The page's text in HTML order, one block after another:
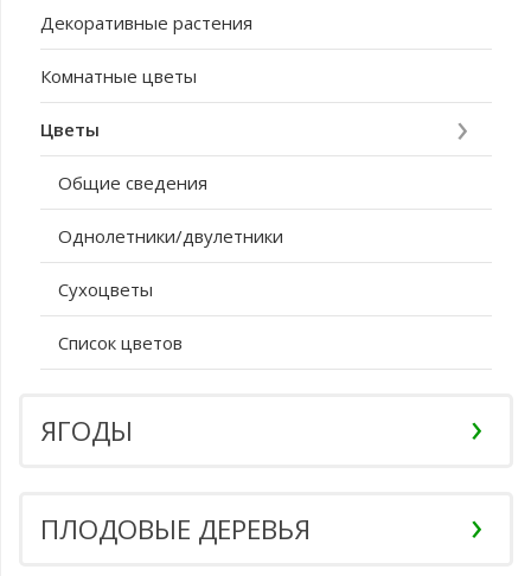
Декоративные растения
Комнатные цветы
Цветы
Общие сведения
Однолетники/двулетники
Сухоцветы
Список цветов
ЯГОДЫ
ПЛОДОВЫЕ ДЕРЕВЬЯ